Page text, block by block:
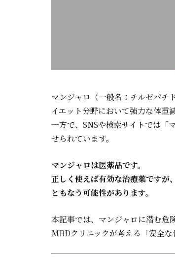
マンジャロ（一般名：チルゼパチ
イエット分野において強力な体重
一方で、SNSや検索サイトでは「
せられています。
マンジャロは医薬品です。
正しく使えば有効な治療薬ですが
ともなう可能性があります。
本記事では、マンジャロに潜む危
MBDクリニックが考える「安全な